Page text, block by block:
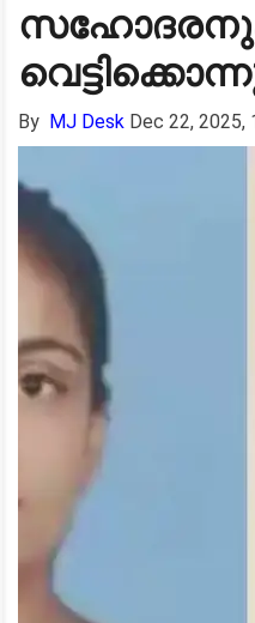
സഹോദരനും
By MJ Desk Dec 22, 2025,